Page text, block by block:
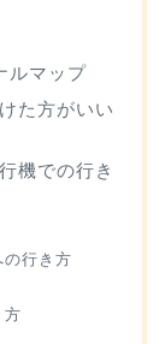
ルマップ
た方がいい
機での行き
行き方
方